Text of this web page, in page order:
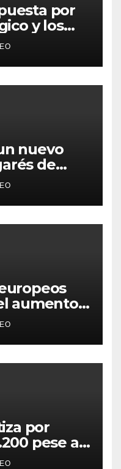
por
y los
ganar en
nuevo
de
de
aumento
tras la
por
pese al